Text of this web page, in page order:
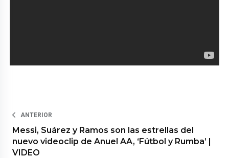
ANTERIOR
Messi, Suárez y Ramos son las estrellas del
nuevo videoclip de Anuel AA, ‘Fútbol y Rumba’ |
VIDEO